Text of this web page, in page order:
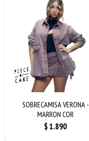
SOBRECAMISA VERONA -
MARRON COR
$1.890